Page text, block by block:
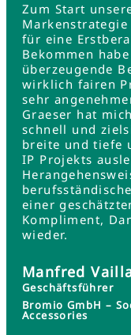
Zum Start
für eine
Bekommen
überzeugende
wirklich fairen
sehr
Graeser hat
schnell und
breite und tiefe
IP Projekts
einer
Kompliment,
wieder.
Manfred
Geschäftsführer
Bromio GmbH –
Accessories